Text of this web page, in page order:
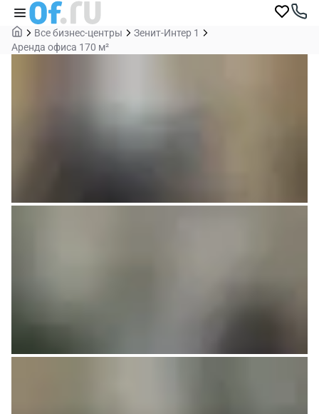
Все бизнес-центры
Зенит-Интер 1
Аренда офиса 170 м²